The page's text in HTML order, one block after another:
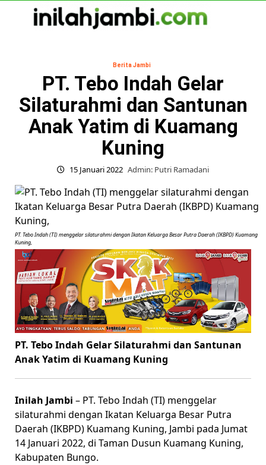
Berita Jambi
PT. Tebo Indah Gelar
Silaturahmi dan Santunan
Anak Yatim di Kuamang
Kuning
15 Januari 2022 Admin: Putri Ramadani
PT. Tebo Indah (TI) menggelar silaturahmi dengan Ikatan Keluarga Besar Putra Daerah (IKBPD) Kuamang
Kuning,
PT. Tebo Indah Gelar Silaturahmi dan Santunan
Anak Yatim di Kuamang Kuning
Inilah Jambi – PT. Tebo Indah (TI) menggelar
silaturahmi dengan Ikatan Keluarga Besar Putra
Daerah (IKBPD) Kuamang Kuning, Jambi pada Jumat
14 Januari 2022, di Taman Dusun Kuamang Kuning,
Kabupaten Bungo.